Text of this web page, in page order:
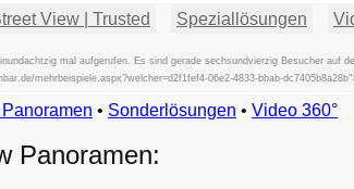
View | Trusted Speziallösungen
mal aufgerufen. Es sind gerade sechsundvierzig Besucher auf
mehrbeispiele.aspx?welcher=d2f1fef4-06e2-4833-bbab-
Beispiele
Exemples
• Sonderlösungen • Video 360°
Panoramen: